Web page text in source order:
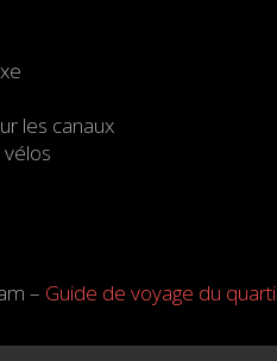
les canaux
– Guide de voyage du